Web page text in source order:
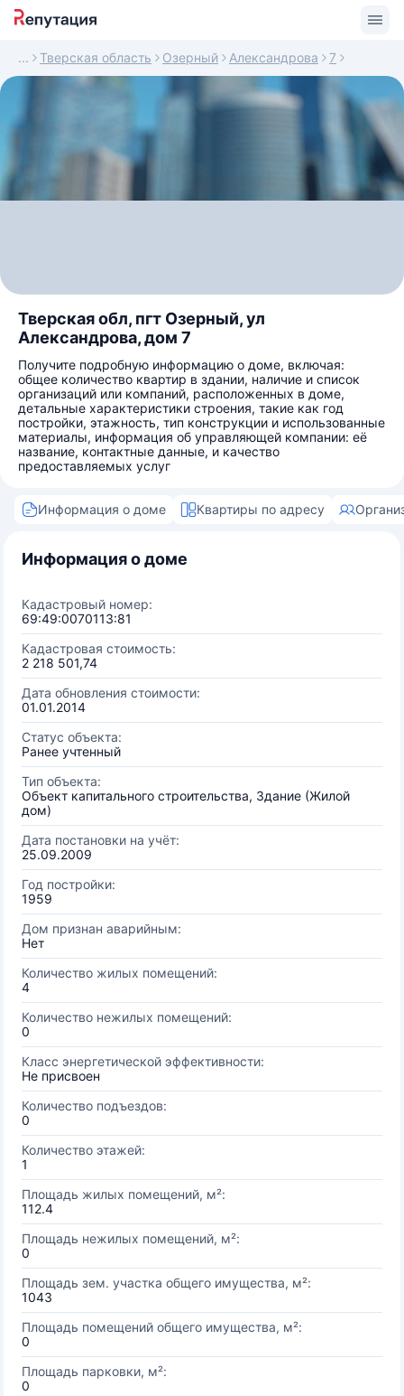
Тверская область Озерный Александрова 7
Тверская обл, пгт Озерный, ул
Александрова, дом 7
Получите подробную информацию о доме, включая:
общее количество квартир в здании, наличие и список
организаций или компаний, расположенных в доме,
детальные характеристики строения, такие как год
постройки, этажность, тип конструкции и использованные
материалы, информация об управляющей компании: её
название, контактные данные, и качество
предоставляемых услуг
Информация о доме Квартиры по адресу
Информация о доме
Кадастровый номер:
69:49:0070113:81
Кадастровая стоимость:
2 218 501,74
Дата обновления стоимости:
01.01.2014
Статус объекта:
Ранее учтенный
Тип объекта:
Объект капитального строительства, Здание (Жилой
дом)
Дата постановки на учёт:
25.09.2009
Год постройки:
1959
Дом признан аварийным:
Нет
Количество жилых помещений:
4
Количество нежилых помещений:
0
Класс энергетической эффективности:
Не присвоен
Количество подъездов:
0
Количество этажей:
1
Площадь жилых помещений, м²:
112.4
Площадь нежилых помещений, м²:
0
Площадь зем. участка общего имущества, м²:
1043
Площадь помещений общего имущества, м²:
0
Площадь парковки, м²:
0